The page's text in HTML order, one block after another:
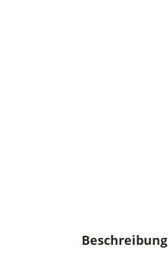
Beschreibung